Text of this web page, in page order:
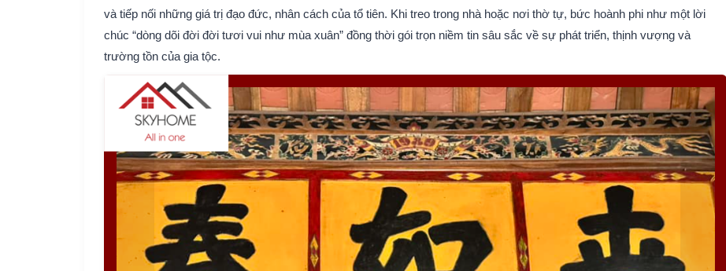
và tiếp nối những giá trị đạo đức, nhân cách của tổ tiên. Khi treo trong nhà hoặc nơi thờ tự, bức hoành phi như một lời
chúc “dòng dõi đời đời tươi vui như mùa xuân” đồng thời gói trọn niềm tin sâu sắc về sự phát triển, thịnh vượng và
trường tồn của gia tộc.